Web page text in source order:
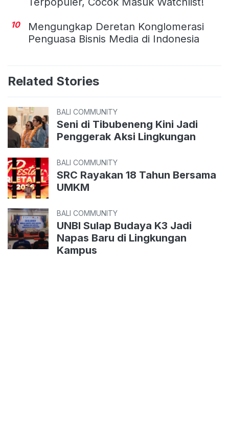
10
Mengungkap Deretan Konglomerasi
Penguasa Bisnis Media di Indonesia
Related Stories
BALI COMMUNITY
Seni di Tibubeneng Kini Jadi
Penggerak Aksi Lingkungan
BALI COMMUNITY
SRC Rayakan 18 Tahun Bersama
UMKM
BALI COMMUNITY
UNBI Sulap Budaya K3 Jadi
Napas Baru di Lingkungan
Kampus